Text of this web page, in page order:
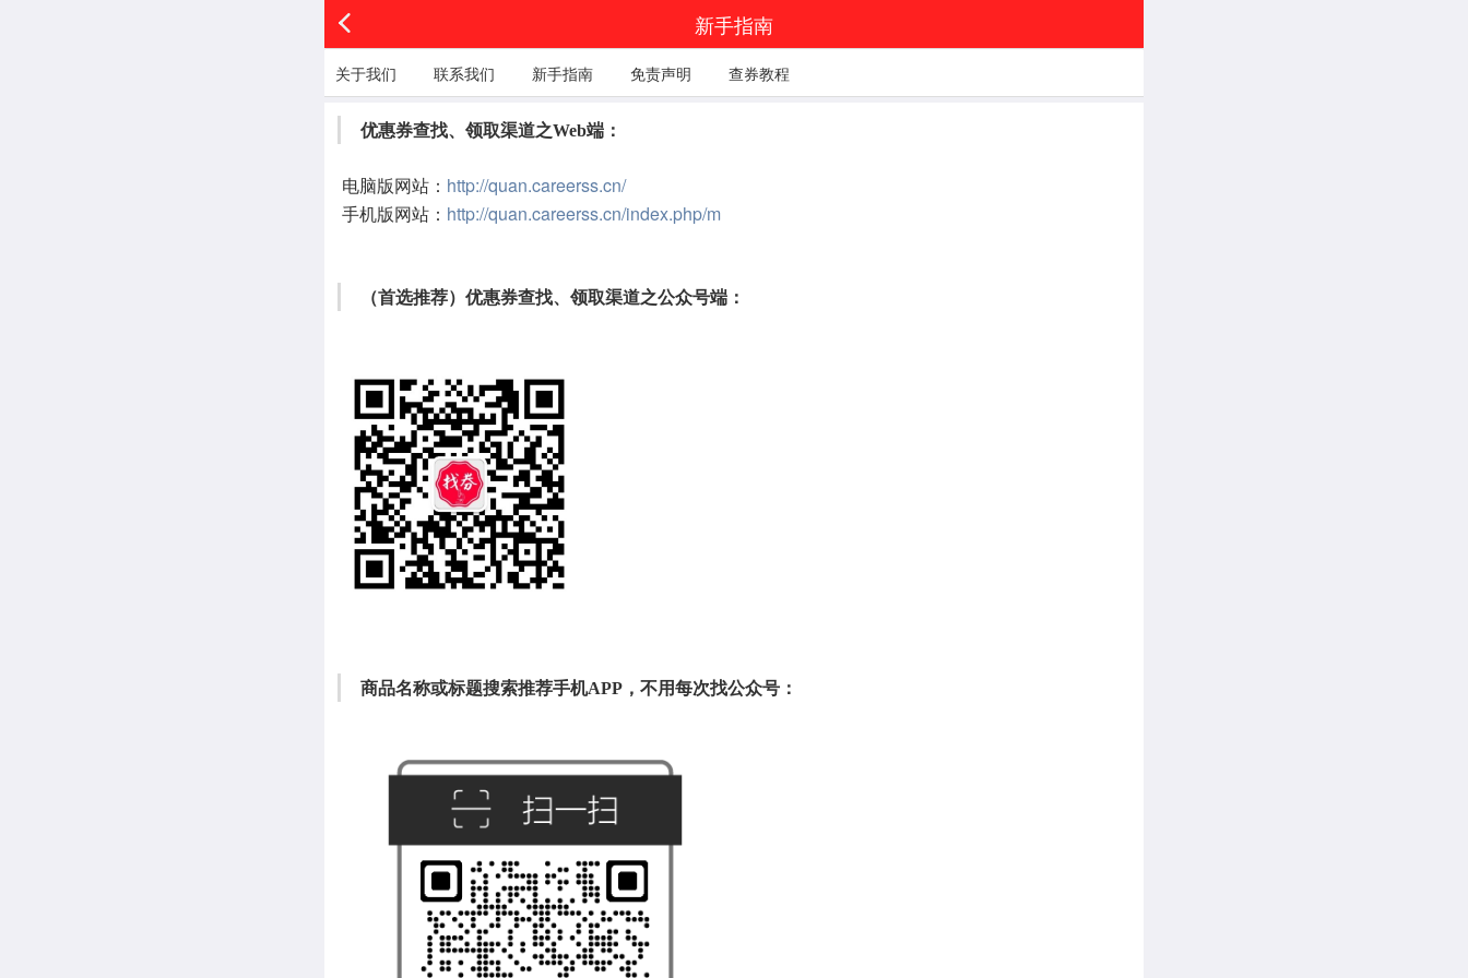
新手指南
关于我们 联系我们 新手指南 免责声明 查券教程
优惠券查找、领取渠道之Web端：
电脑版网站： http://quan.careerss.cn/
手机版网站： http://quan.careerss.cn/index.php/m
（首选推荐） 优惠券查找、领取渠道之公众号端：
商品名称或标题搜索推荐手机APP，不用每次找公众号：